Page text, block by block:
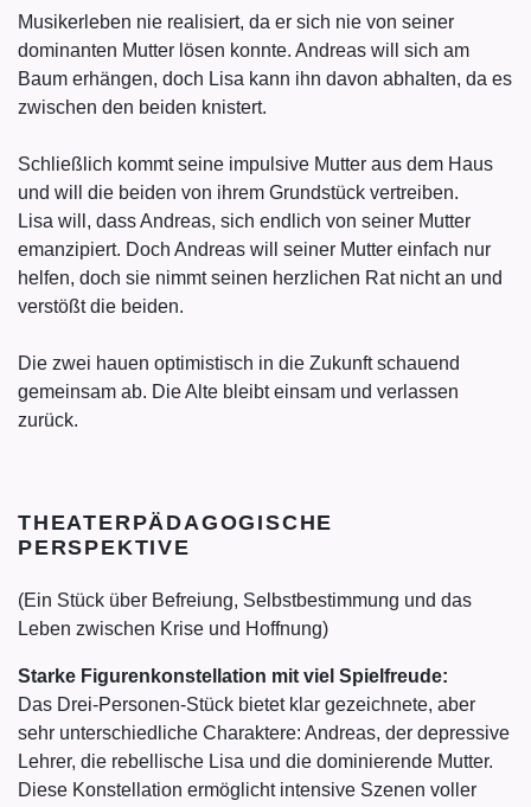
Musikerleben nie realisiert, da er sich nie von seiner
dominanten Mutter lösen konnte. Andreas will sich am
Baum erhängen, doch Lisa kann ihn davon abhalten, da es
zwischen den beiden knistert.
Schließlich kommt seine impulsive Mutter aus dem Haus
und will die beiden von ihrem Grundstück vertreiben.
Lisa will, dass Andreas, sich endlich von seiner Mutter
emanzipiert. Doch Andreas will seiner Mutter einfach nur
helfen, doch sie nimmt seinen herzlichen Rat nicht an und
verstößt die beiden.
Die zwei hauen optimistisch in die Zukunft schauend
gemeinsam ab. Die Alte bleibt einsam und verlassen
zurück.
THEATERPÄDAGOGISCHE
PERSPEKTIVE
(Ein Stück über Befreiung, Selbstbestimmung und das
Leben zwischen Krise und Hoffnung)
Starke Figurenkonstellation mit viel Spielfreude:
Das Drei-Personen-Stück bietet klar gezeichnete, aber
sehr unterschiedliche Charaktere: Andreas, der depressive
Lehrer, die rebellische Lisa und die dominierende Mutter.
Diese Konstellation ermöglicht intensive Szenen voller